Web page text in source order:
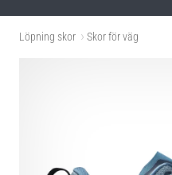
Löpning skor Skor för väg